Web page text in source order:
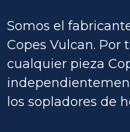
Somos el
Copes Vulcan. Por
cualquier pieza
los sopladores de